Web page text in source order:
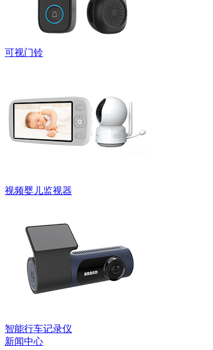
可视门铃
视频婴儿监视器
智能行车记录仪
新闻中心